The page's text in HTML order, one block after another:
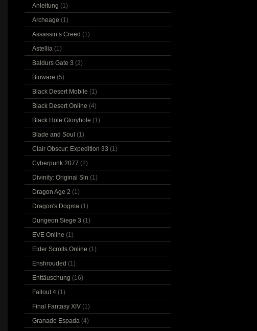
Anleitung (1)
Archeage (1)
Assassin’s Creed (1)
Astellia (1)
Baldurs Gate 3 (2)
Bioware (5)
Black Desert Mobile (1)
Black Desert Online (4)
Black Hole Gloryhole (1)
Blade and Soul (1)
Clair Obscur: Expedition 33 (1)
Cyberpunk 2077 (2)
Divinity: Original Sin (1)
Dragon Age 2 (1)
Dragon's Dogma (1)
Dungeon Siege 3 (1)
EVE Online (1)
Elder Scrolls Online (1)
Enshrouded (1)
Enttäuschung (16)
Fallout 4 (1)
Final Fantasy XIV (1)
Granado Espada (4)